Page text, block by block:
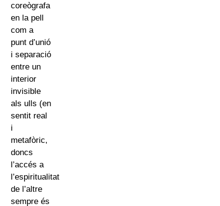
coreògrafa
en la pell
com a
punt d’unió
i separació
entre un
interior
invisible
als ulls (en
sentit real
i
metafòric,
doncs
l’accés a
l’espiritualitat
de l’altre
sempre és